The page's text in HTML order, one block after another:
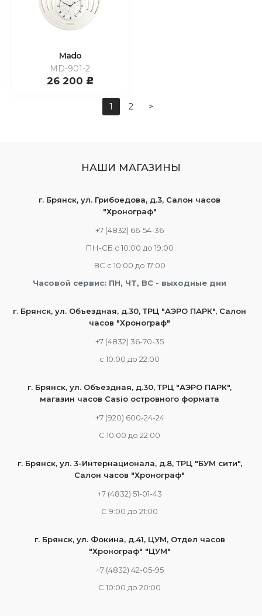
Mado
MD-901-2
26 200 c
1 2 >
НАШИ МАГАЗИНЫ
г. Брянск, ул. Грибоедова, д.3, Салон часов
"Хронограф"
+7 (4832) 66-54-36
ПН-СБ с 10:00 до 19:00
ВС с 10:00 до 17:00
Часовой сервис: ПН, ЧТ, ВС - выходные дни
г. Брянск, ул. Объездная, д.30, ТРЦ "АЭРО ПАРК", Салон
часов "Хронограф"
+7 (4832) 36-70-35
c 10:00 до 22:00
г. Брянск, ул. Объездная, д.30, ТРЦ "АЭРО ПАРК",
магазин часов Casio островного формата
+7 (920) 600-24-24
С 10:00 до 22:00
г. Брянск, ул. 3-Интернационала, д.8, ТРЦ "БУМ сити",
Салон часов "Хронограф"
+7 (4832) 51-01-43
С 9:00 до 21:00
г. Брянск, ул. Фокина, д.41, ЦУМ, Отдел часов
"Хронограф" "ЦУМ"
+7 (4832) 42-05-95
С 10:00 до 20:00